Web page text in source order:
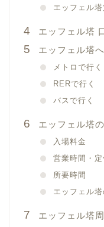
エッフェル
エッフェル塔
エッフェル塔
メトロで行く
RERで行く
バスで行く
エッフェル塔
入場料金
営業時間・定
所要時間
エッフェル塔
エッフェル塔